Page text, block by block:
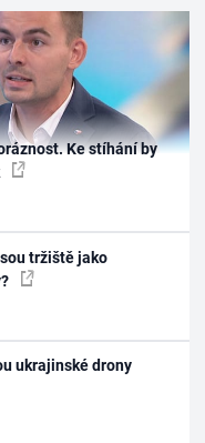
Ke stíhání by
tržiště jako
ukrajinské drony